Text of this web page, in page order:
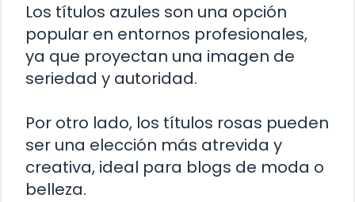
Los títulos azules son una opción
popular en entornos profesionales,
ya que proyectan una imagen de
seriedad y autoridad.
Por otro lado, los títulos rosas pueden
ser una elección más atrevida y
creativa, ideal para blogs de moda o
belleza.